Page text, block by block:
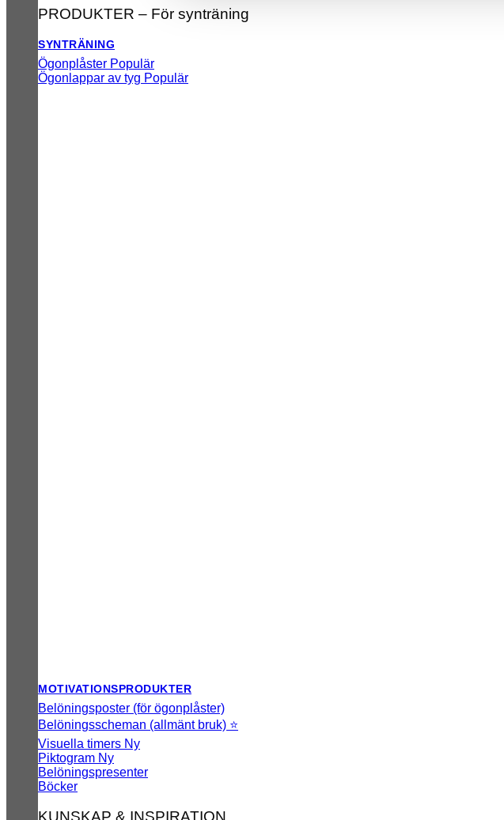
PRODUKTER – För synträning
SYNTRÄNING
Ögonplåster
Ögonlappar av tyg
MOTIVATIONSPRODUKTER
Belöningsposter (för ögonplåster)
Belöningsscheman (allmänt bruk) ⭐
Visuella timers
Piktogram
Belöningspresenter
Böcker